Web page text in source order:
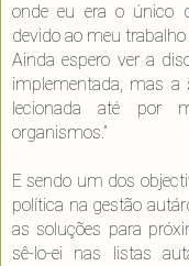
onde eu era o único
devido ao meu trabalho
Ainda espero ver a
implementada, mas a
lecionada até por
organismos.”
E sendo um dos
política na gestão
as soluções para
sê-lo-ei nas listas